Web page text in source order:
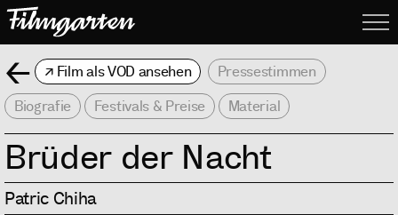
Zurück
Film als VOD ansehen
Pressestimmen
Biografie
Festivals & Preise Material
Brüder der Nacht
Patric Chiha